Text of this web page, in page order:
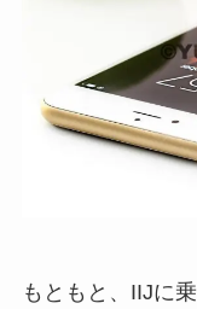
もともと、IIJに